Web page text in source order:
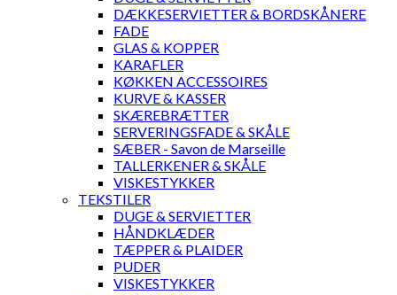
DÆKKESERVIETTER & BORDSKÅNERE
FADE
GLAS & KOPPER
KARAFLER
KØKKEN ACCESSOIRES
KURVE & KASSER
SKÆREBRÆTTER
SERVERINGSFADE & SKÅLE
SÆBER - Savon de Marseille
TALLERKENER & SKÅLE
VISKESTYKKER
TEKSTILER
DUGE & SERVIETTER
HÅNDKLÆDER
TÆPPER & PLAIDER
PUDER
VISKESTYKKER